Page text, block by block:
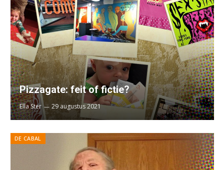
Pizzagate: feit of fictie?
Ella Ster 29 augustus 2021
DE CABAL